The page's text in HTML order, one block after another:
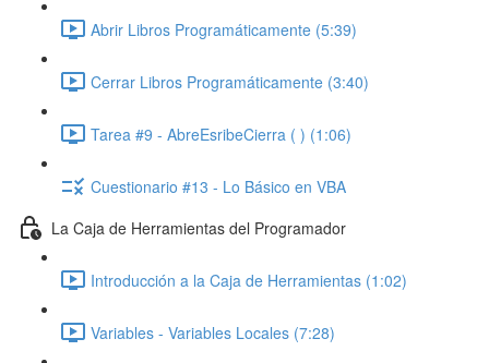
Abrir Libros Programáticamente (5:39)
Cerrar Libros Programáticamente (3:40)
Tarea #9 - AbreEsribeCierra ( ) (1:06)
Cuestionario #13 - Lo Básico en VBA
La Caja de Herramientas del Programador
Introducción a la Caja de Herramientas (1:02)
Variables - Variables Locales (7:28)